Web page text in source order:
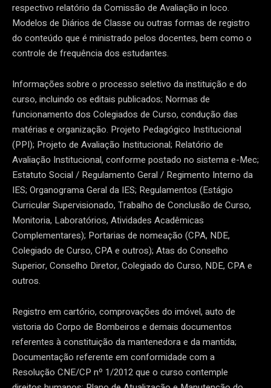
respectivo relatório da Comissão de Avaliação in loco.
Modelos de Diários de Classe ou outras formas de registro
do conteúdo que é ministrado pelos docentes, bem como o
controle de frequência dos estudantes.
Informações sobre o processo seletivo da instituição e do
curso, incluindo os editais publicados; Normas de
funcionamento dos Colegiados de Curso, condução das
matérias e organização. Projeto Pedagógico Institucional
(PPI); Projeto de Avaliação Institucional; Relatório de
Avaliação Institucional, conforme postado no sistema e-Mec;
Estatuto Social / Regulamento Geral / Regimento Interno da
IES; Organograma Geral da IES; Regulamentos (Estágio
Curricular Supervisionado, Trabalho de Conclusão de Curso,
Monitoria, Laboratórios, Atividades Acadêmicas
Complementares); Portarias de nomeação (CPA, NDE,
Colegiado de Curso, CPA e outros); Atas do Conselho
Superior, Conselho Diretor, Colegiado do Curso, NDE, CPA e
outros.
Registro em cartório, comprovações do imóvel, auto de
vistoria do Corpo de Bombeiros e demais documentos
referentes à constituição da mantenedora e da mantida;
Documentação referente em conformidade com a
Resolução CNE/CP nº 1/2012 que o curso contemple